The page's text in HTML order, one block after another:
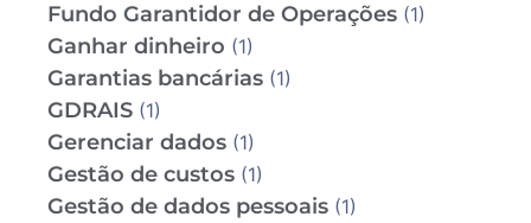
Fundo Garantidor de Operações (1)
Ganhar dinheiro (1)
Garantias bancárias (1)
GDRAIS (1)
Gerenciar dados (1)
Gestão de custos (1)
Gestão de dados pessoais (1)